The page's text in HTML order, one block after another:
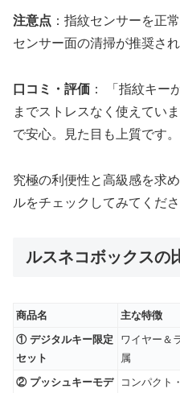
注意点 ：指紋センサーを正
センサー面の清掃が推奨され
口コミ・評価 ： 「指紋キー
までストレスなく使えてい
で安心。見た目も上質です。
究極の利便性と高級感を求
ルをチェックしてみてくださ
ルスネコボックスの
商品名 主な特徴
① デジタルキー限定
セット
ワイヤー＆
属
② プッシュキーモデ コンパクト